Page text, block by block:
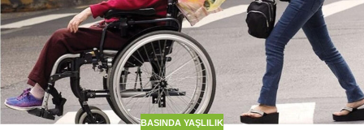
BASINDA YAŞLILIK